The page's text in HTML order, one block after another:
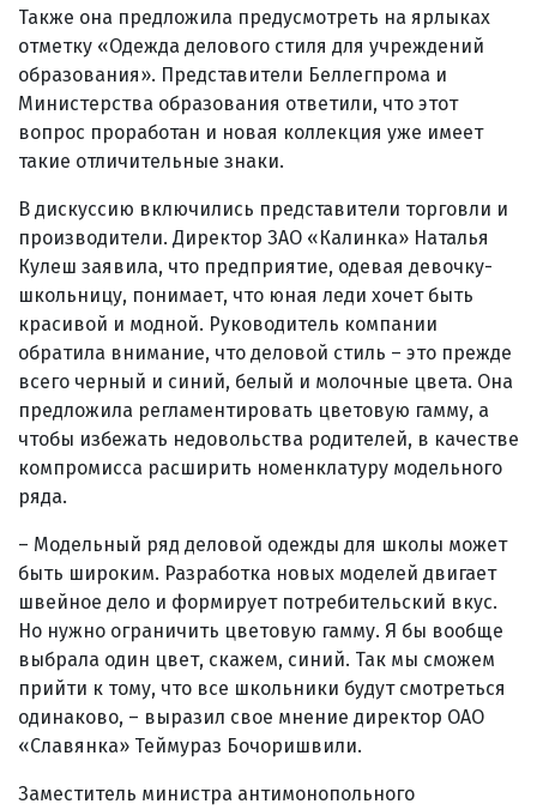
Также она предложила предусмотреть на ярлыках
отметку «Одежда делового стиля для учреждений
образования». Представители Беллегпрома и
Министерства образования ответили, что этот
вопрос проработан и новая коллекция уже имеет
такие отличительные знаки.
В дискуссию включились представители торговли и
производители. Директор ЗАО «Калинка» Наталья
Кулеш заявила, что предприятие, одевая девочку-
школьницу, понимает, что юная леди хочет быть
красивой и модной. Руководитель компании
обратила внимание, что деловой стиль – это прежде
всего черный и синий, белый и молочные цвета. Она
предложила регламентировать цветовую гамму, а
чтобы избежать недовольства родителей, в качестве
компромисса расширить номенклатуру модельного
ряда.
– Модельный ряд деловой одежды для школы может
быть широким. Разработка новых моделей двигает
швейное дело и формирует потребительский вкус.
Но нужно ограничить цветовую гамму. Я бы вообще
выбрала один цвет, скажем, синий. Так мы сможем
прийти к тому, что все школьники будут смотреться
одинаково, – выразил свое мнение директор ОАО
«Славянка» Теймураз Бочоришвили.
Заместитель министра антимонопольного